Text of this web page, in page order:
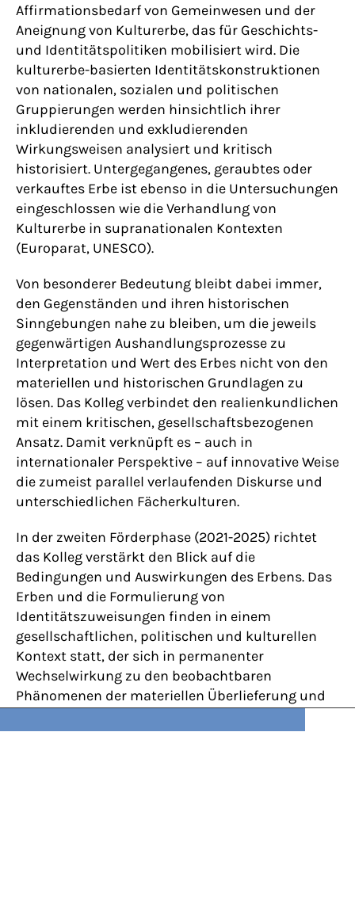
Affirmationsbedarf von Gemeinwesen und der
Aneignung von Kulturerbe, das für Geschichts-
und Identitätspolitiken mobilisiert wird. Die
kulturerbe-basierten Identitätskonstruktionen
von nationalen, sozialen und politischen
Gruppierungen werden hinsichtlich ihrer
inkludierenden und exkludierenden
Wirkungsweisen analysiert und kritisch
historisiert. Untergegangenes, geraubtes oder
verkauftes Erbe ist ebenso in die Untersuchungen
eingeschlossen wie die Verhandlung von
Kulturerbe in supranationalen Kontexten
(Europarat, UNESCO).
Von besonderer Bedeutung bleibt dabei immer,
den Gegenständen und ihren historischen
Sinngebungen nahe zu bleiben, um die jeweils
gegenwärtigen Aushandlungsprozesse zu
Interpretation und Wert des Erbes nicht von den
materiellen und historischen Grundlagen zu
lösen. Das Kolleg verbindet den realienkundlichen
mit einem kritischen, gesellschaftsbezogenen
Ansatz. Damit verknüpft es – auch in
internationaler Perspektive – auf innovative Weise
die zumeist parallel verlaufenden Diskurse und
unterschiedlichen Fächerkulturen.
In der zweiten Förderphase (2021-2025) richtet
das Kolleg verstärkt den Blick auf die
Bedingungen und Auswirkungen des Erbens. Das
Erben und die Formulierung von
Identitätszuweisungen finden in einem
gesellschaftlichen, politischen und kulturellen
Kontext statt, der sich in permanenter
Wechselwirkung zu den beobachtbaren
Phänomenen der materiellen Überlieferung und
gilt für Bauwerke ebenso wie für andere Artefakte,